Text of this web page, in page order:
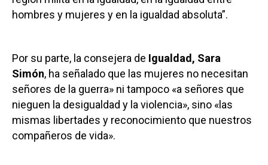
hombres y mujeres y en la igualdad absoluta”.
Por su parte, la consejera de Igualdad, Sara
Simón, ha señalado que las mujeres no necesitan
señores de la guerra» ni tampoco «a señores que
nieguen la desigualdad y la violencia», sino «las
mismas libertades y reconocimiento que nuestros
compañeros de vida».